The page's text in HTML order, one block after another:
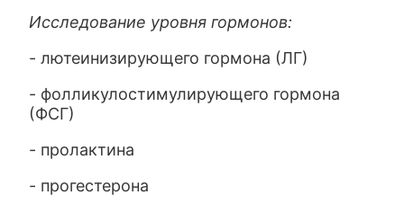
Исследование уровня гормонов:
- лютеинизирующего гормона (ЛГ)
- фолликулостимулирующего гормона
(ФСГ)
- пролактина
- прогестерона